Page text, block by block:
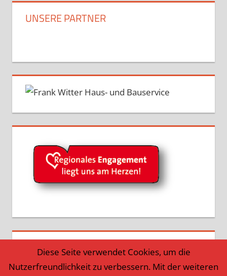
UNSERE PARTNER
Diese Seite verwendet Cookies, um die
Nutzerfreundlichkeit zu verbessern. Mit der weiteren